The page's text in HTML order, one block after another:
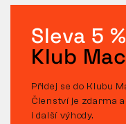
Sleva 5 %
Klub
Přidej se do Klubu
Členství je zdarma
i další výhody.